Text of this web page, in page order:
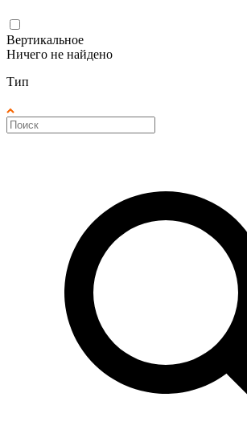
Вертикальное
Ничего не найдено
Тип